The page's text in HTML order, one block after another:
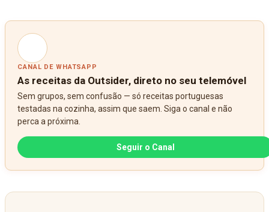
CANAL DE WHATSAPP
As receitas da Outsider, direto no seu telemóvel
Sem grupos, sem confusão — só receitas portuguesas
testadas na cozinha, assim que saem. Siga o canal e não
perca a próxima.
Seguir o Canal